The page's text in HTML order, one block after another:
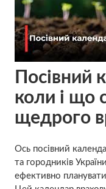
Посівний
коли і що
щедрого
Ось посівний
та городників
ефективно